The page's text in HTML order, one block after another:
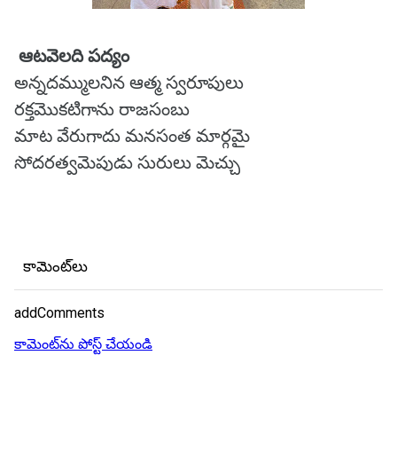
ఆటవెలది పద్యం
అన్నదమ్ములనిన ఆత్మ స్వరూపులు
రక్తమొకటిగాను రాజసంబు
మాట వేరుగాదు మనసంత మార్గమై
సోదరత్వమెపుడు సురులు మెచ్చు
కామెంట్‌లు
addComments
కామెంట్‌ను పోస్ట్ చేయండి